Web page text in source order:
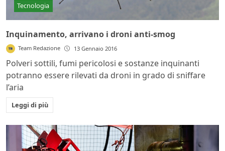
Tecnologia
Inquinamento, arrivano i droni anti-smog
Team Redazione 13 Gennaio 2016
Polveri sottili, fumi pericolosi e sostanze inquinanti
potranno essere rilevati da droni in grado di sniffare
l’aria
Leggi di più